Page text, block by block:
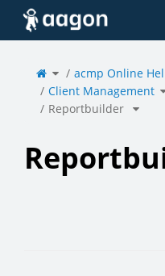
Home
Toggle
the
parent
tree
of
Reportbuilder
.
acmp Online
Client Management
Reportbuilder Toggle
the
tree